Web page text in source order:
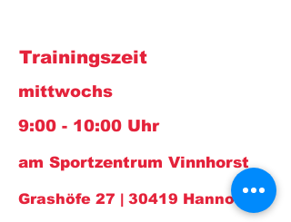
Trainingszeit
mittwochs
9:00 - 10:00 Uhr
am Sportzentrum Vinnhorst
Grashöfe 27 | 30419 Hannover